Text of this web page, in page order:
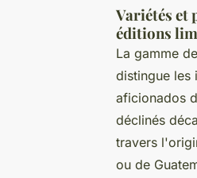
Variétés et
éditions
La gamme de
distingue les
aficionados
déclinés
travers
ou de